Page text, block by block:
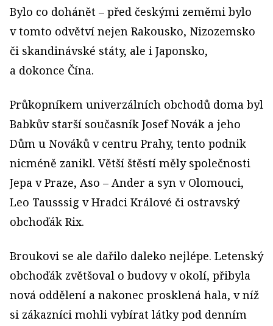
Bylo co dohánět – před českými zeměmi bylo
v tomto odvětví nejen Rakousko, Nizozemsko
či skandinávské státy, ale i Japonsko,
a dokonce Čína.
Průkopníkem univerzálních obchodů doma byl
Babkův starší současník Josef Novák a jeho
Dům u Nováků v centru Prahy, tento podnik
nicméně zanikl. Větší štěstí měly společnosti
Jepa v Praze, Aso – Ander a syn v Olomouci,
Leo Tausssig v Hradci Králové či ostravský
obchoďák Rix.
Broukovi se ale dařilo daleko nejlépe. Letenský
obchoďák zvětšoval o budovy v okolí, přibyla
nová oddělení a nakonec prosklená hala, v níž
si zákazníci mohli vybírat látky pod denním